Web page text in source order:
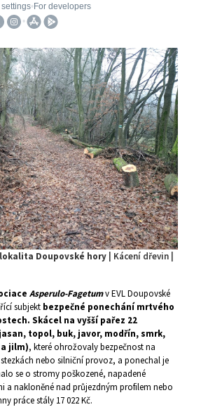
Doupovské hory | Kácení dřevin |
Asperulo-Fagetumv EVL Doupovské
subjekt bezpečné ponechání mrtvého
Skácel na vyšší pařez 22
topol, buk, javor, modřín, smrk,
jilm), které ohrožovaly bezpečnost na
nebo silniční provoz, a ponechal je
se o stromy poškozené, napadené
a nakloněné nad průjezdným profilem nebo
práce stály 17 022 Kč.